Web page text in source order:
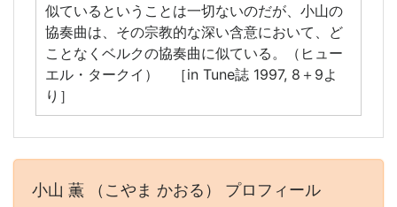
似ているということは一切ないのだが、小山の
協奏曲は、その宗教的な深い含意において、ど
ことなくベルクの協奏曲に似ている。（ヒュー
エル・タークイ） ［in Tune誌 1997, 8＋9よ
り］
小山 薫 （こやま かおる） プロフィール